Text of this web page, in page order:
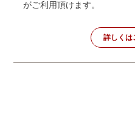
がご利用頂けます。
詳しくは